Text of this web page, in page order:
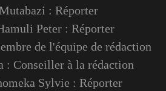
: Réporter
Peter : Réporter
de l'équipe de rédaction
: Conseiller à la rédaction
Sylvie : Réporter